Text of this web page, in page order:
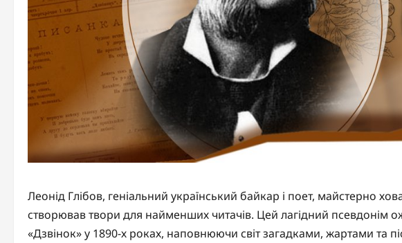
Леонід Глібов, геніальний український байкар і поет, майстерно
створював твори для найменших читачів. Цей лагідний псевдонім
«Дзвінок» у 1890-х роках, наповнюючи світ загадками, жартами та